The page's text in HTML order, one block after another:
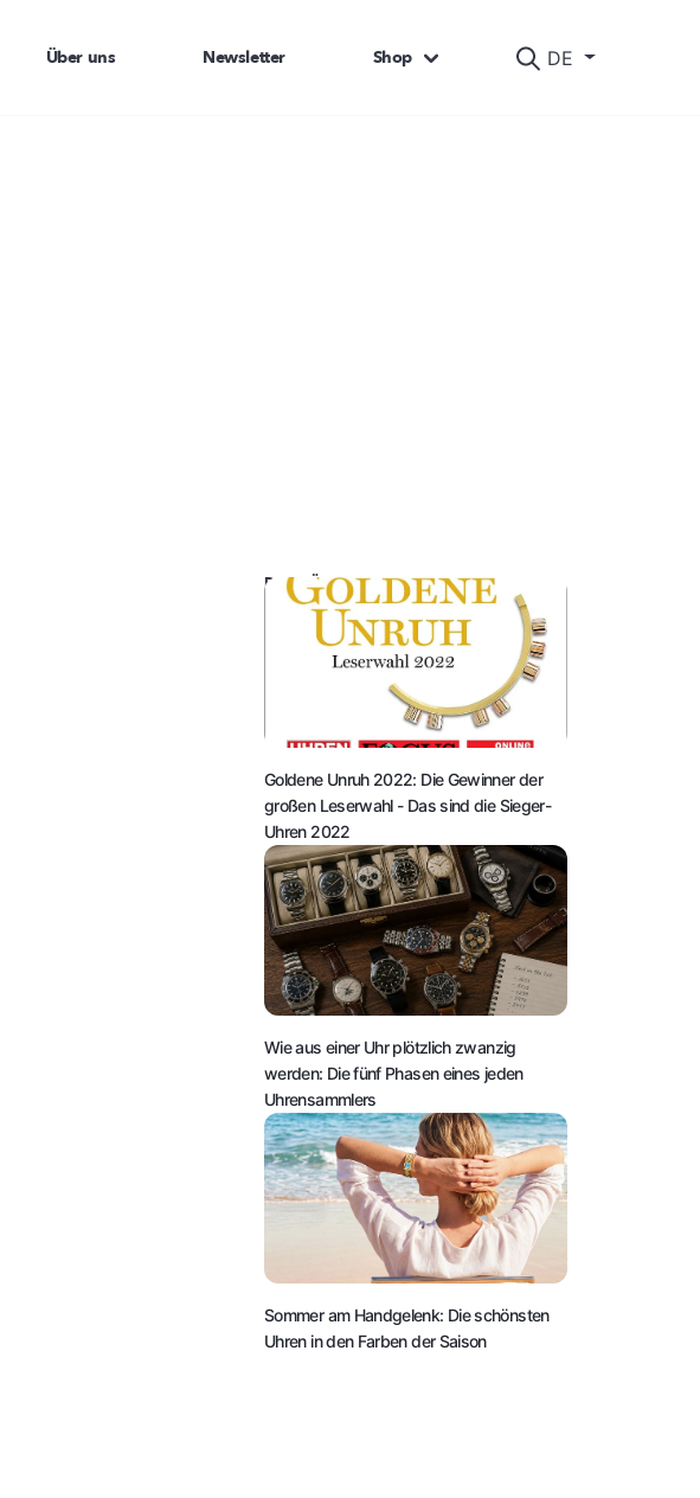
DE
Über uns Newsletter Shop
DAS KÖNNTE SIE AUCH INTERESSIEREN:
Goldene Unruh 2022: Die Gewinner der
großen Leserwahl - Das sind die Sieger-
Uhren 2022
Wie aus einer Uhr plötzlich zwanzig
werden: Die fünf Phasen eines jeden
Uhrensammlers
Sommer am Handgelenk: Die schönsten
Uhren in den Farben der Saison